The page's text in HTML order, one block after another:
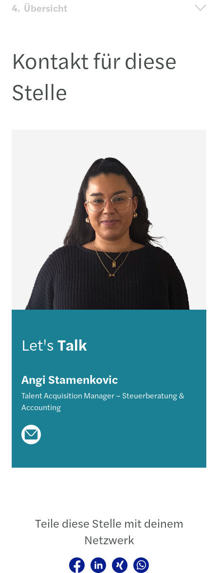
4. Übersicht
Kontakt für diese
Stelle
Let'sTalk
AngiStamenkovic
Talent Acquisition Manager – Steuerberatung &
Accounting
Teile diese Stelle mit deinem
Netzwerk